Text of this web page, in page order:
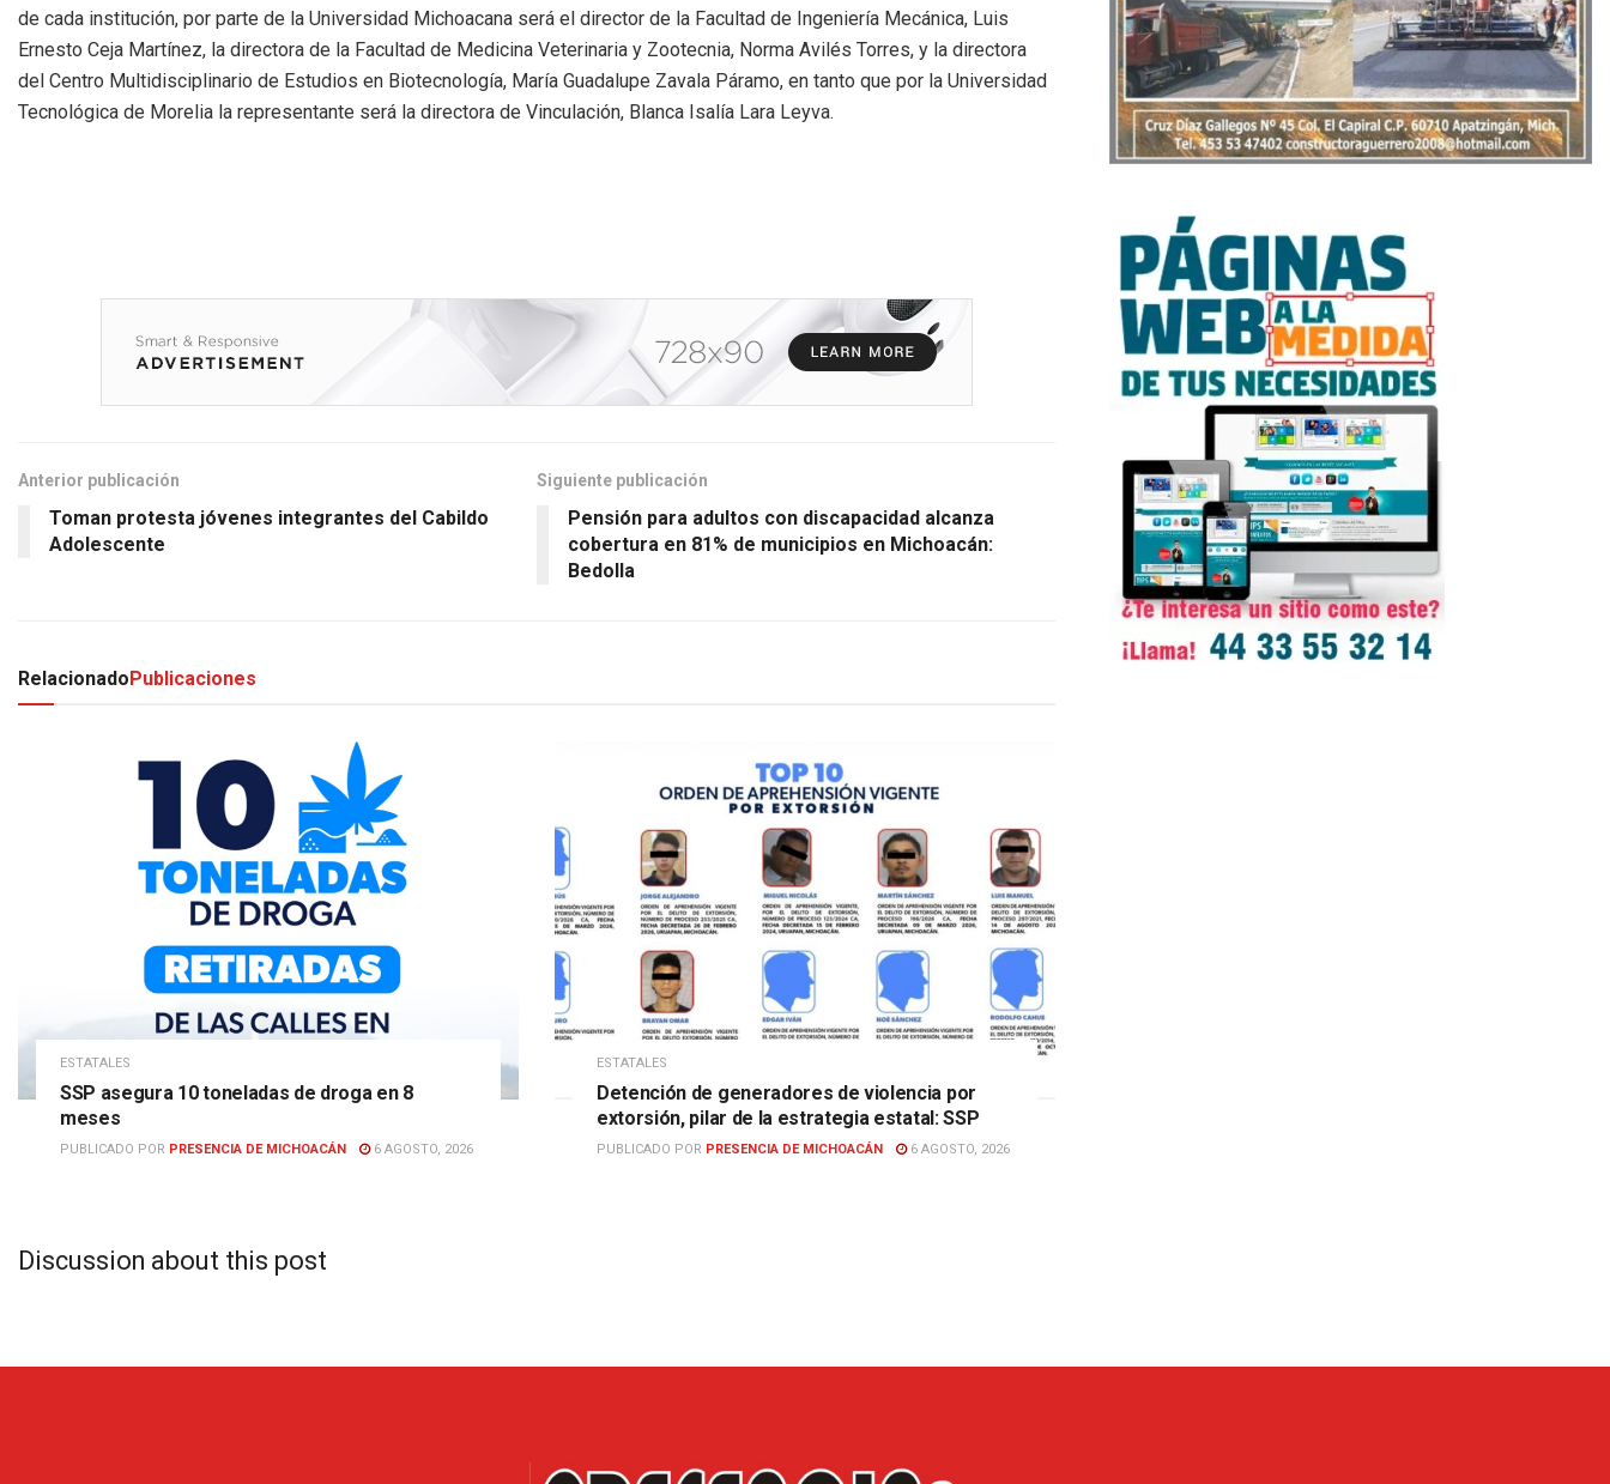
de cada institución, por parte de la Universidad Michoacana será el director de la Facultad de Ingeniería Mecánica, Luis
Ernesto Ceja Martínez, la directora de la Facultad de Medicina Veterinaria y Zootecnia, Norma Avilés Torres, y la directora
del Centro Multidisciplinario de Estudios en Biotecnología, María Guadalupe Zavala Páramo, en tanto que por la Universidad
Tecnológica de Morelia la representante será la directora de Vinculación, Blanca Isalía Lara Leyva.
Anterior publicación
Toman protesta jóvenes integrantes del Cabildo
Adolescente
Siguiente publicación
Pensión para adultos con discapacidad alcanza
cobertura en 81% de municipios en Michoacán:
Bedolla
RelacionadoPublicaciones
ESTATALES
SSP asegura 10 toneladas de droga en 8
meses
PUBLICADO POR PRESENCIA DE MICHOACÁN 6 AGOSTO, 2026
ESTATALES
Detención de generadores de violencia por
extorsión, pilar de la estrategia estatal: SSP
PUBLICADO POR PRESENCIA DE MICHOACÁN 6 AGOSTO, 2026
Discussion about this post